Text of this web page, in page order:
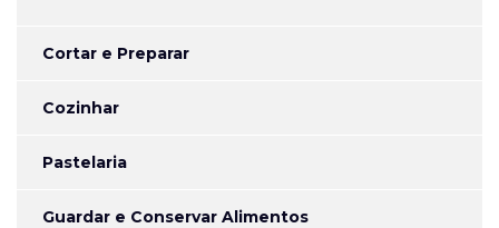
Cortar e Preparar
Cozinhar
Pastelaria
Guardar e Conservar Alimentos